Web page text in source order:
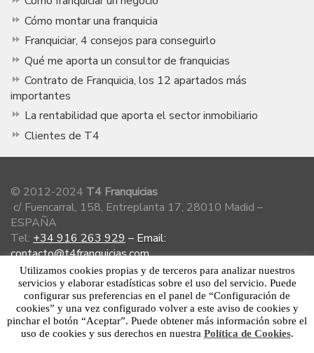
Cómo montar una franquicia
Franquiciar, 4 consejos para conseguirlo
Qué me aporta un consultor de franquicias
Contrato de Franquicia, los 12 apartados más
importantes
La rentabilidad que aporta el sector inmobiliario
Clientes de T4
© 2012-2024 T4 Franquicias
c/ Fuencarral, 158, Entreplanta 17, 28010 Madid –
ESPAÑA
Tel: +34 916 263 929 – Email:
contacto@t4franquicias.com
Miembro de la Asociación Española de
Franquiciadores
Utilizamos cookies propias y de terceros para analizar nuestros
servicios y elaborar estadísticas sobre el uso del servicio. Puede
configurar sus preferencias en el panel de “Configuración de
cookies” y una vez configurado volver a este aviso de cookies y
pinchar el botón “Aceptar”. Puede obtener más información sobre el
uso de cookies y sus derechos en nuestra Política de Cookies.